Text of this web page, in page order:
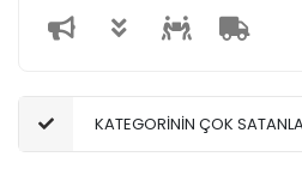
KATEGORİNİN ÇOK